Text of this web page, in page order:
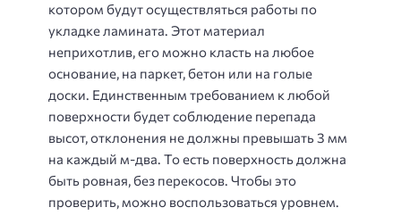
котором будут осуществляться работы по
укладке ламината. Этот материал
неприхотлив, его можно класть на любое
основание, на паркет, бетон или на голые
доски. Единственным требованием к любой
поверхности будет соблюдение перепада
высот, отклонения не должны превышать 3 мм
на каждый м-два. То есть поверхность должна
быть ровная, без перекосов. Чтобы это
проверить, можно воспользоваться уровнем.